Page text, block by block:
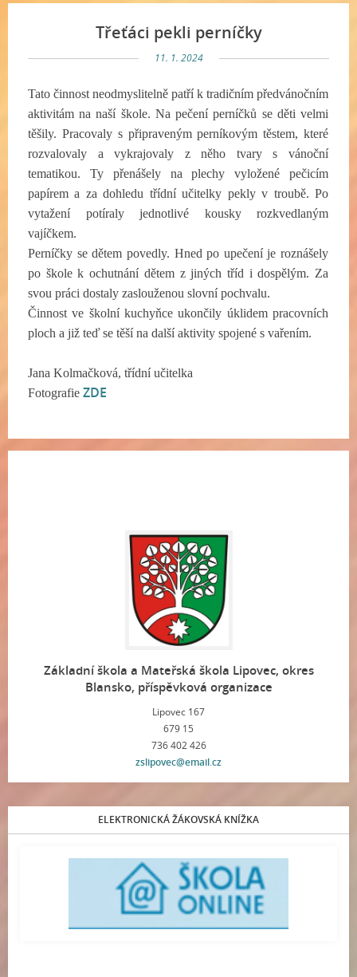
Třeťáci pekli perníčky
11. 1. 2024
Tato činnost neodmyslitelně patří k tradičním předvánočním
aktivitám na naší škole. Na pečení perníčků se děti velmi
těšily. Pracovaly s připraveným perníkovým těstem, které
rozvalovaly a vykrajovaly z něho tvary s vánoční
tematikou. Ty přenášely na plechy vyložené pečicím
papírem a za dohledu třídní učitelky pekly v troubě. Po
vytažení potíraly jednotlivé kousky rozkvedlaným
vajíčkem.
Perníčky se dětem povedly. Hned po upečení je roznášely
po škole k ochutnání dětem z jiných tříd i dospělým. Za
svou práci dostaly zaslouženou slovní pochvalu.
Činnost ve školní kuchyňce ukončily úklidem pracovních
ploch a již teď se těší na další aktivity spojené s vařením.
Jana Kolmačková, třídní učitelka
Fotografie ZDE
Základní škola a Mateřská škola Lipovec, okres
Blansko, příspěvková organizace
Lipovec 167
679 15
736 402 426
zslipovec@email.cz
ELEKTRONICKÁ ŽÁKOVSKÁ KNÍŽKA